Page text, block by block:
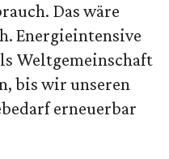
Das wäre
Energieintensive
Weltgemeinschaft
bis wir unseren
erneuerbar